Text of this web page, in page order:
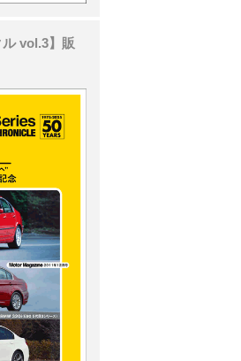
ル vol.3】販